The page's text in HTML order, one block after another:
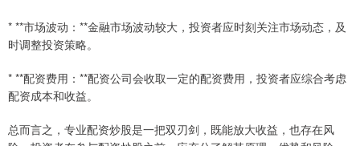
* **市场波动：**金融市场波动较大，投资者应时刻关注市场动态，及
时调整投资策略。
* **配资费用：**配资公司会收取一定的配资费用，投资者应综合考虑
配资成本和收益。
总而言之，专业配资炒股是一把双刃剑，既能放大收益，也存在风